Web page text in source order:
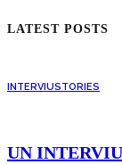
LATEST POSTS
INTERVIUSTORIES
UN